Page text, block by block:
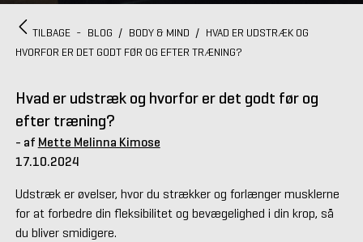
TILBAGE - BLOG / BODY & MIND / HVAD ER UDSTRÆK OG
HVORFOR ER DET GODT FØR OG EFTER TRÆNING?
Hvad er udstræk og hvorfor er det godt før og
efter træning?
- af Mette Melinna Kimose
17.10.2024
Udstræk er øvelser, hvor du strækker og forlænger musklerne
for at forbedre din fleksibilitet og bevægelighed i din krop, så
du bliver smidigere.